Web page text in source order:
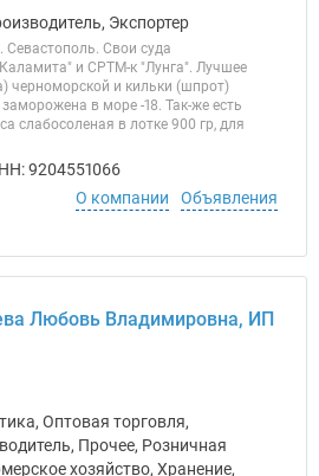
Экспортер
Свои суда
и СРТМ-к "Лунга". Лучшее
черноморской и кильки (шпрот)
в море -18. Так-же есть
слабосоленая в лотке 900 гр, для
9204551066
О компании
Объявления
Любовь Владимировна, ИП
Оптовая торговля,
Прочее, Розничная
хозяйство, Хранение,